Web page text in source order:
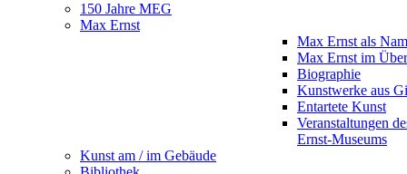
150 Jahre MEG
Max Ernst
Max Ernst als
Max Ernst im
Biographie
Kunstwerke aus
Entartete Kunst
Veranstaltungen
Ernst-Museums
Kunst am / im Gebäude